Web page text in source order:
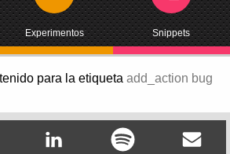
Experimentos Snippets
para la etiqueta add_action bug